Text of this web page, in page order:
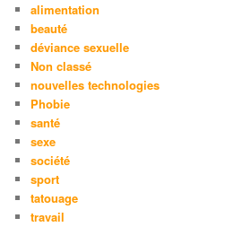
alimentation
beauté
déviance sexuelle
Non classé
nouvelles technologies
Phobie
santé
sexe
société
sport
tatouage
travail